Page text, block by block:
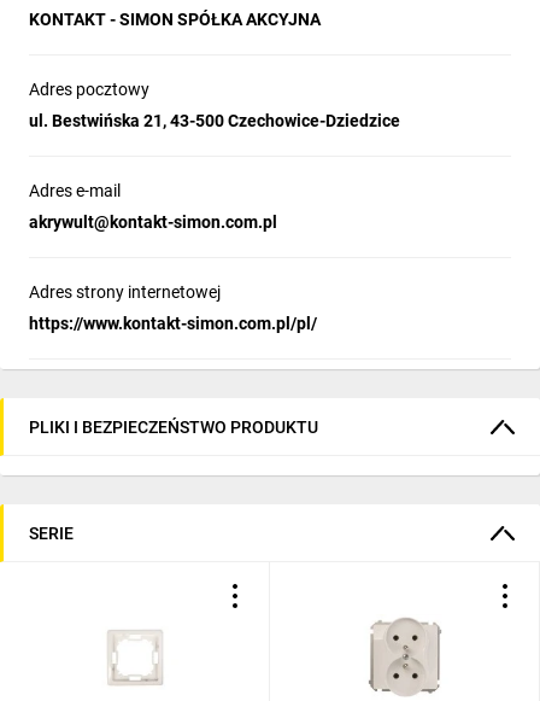
KONTAKT - SIMON SPÓŁKA AKCYJNA
Adres pocztowy
ul. Bestwińska 21, 43-500 Czechowice-Dziedzice
Adres e-mail
akrywult@kontakt-simon.com.pl
Adres strony internetowej
https://www.kontakt-simon.com.pl/pl/
PLIKI I BEZPIECZEŃSTWO PRODUKTU
SERIE